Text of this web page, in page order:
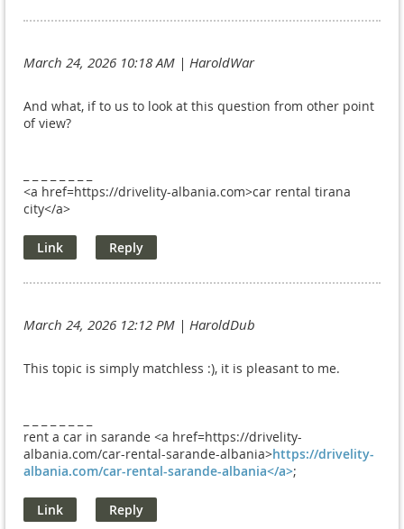
March 24, 2026 10:18 AM | HaroldWar
And what, if to us to look at this question from other point
of view?
<a href=https://drivelity-albania.com>car rental tirana
city</a>
March 24, 2026 12:12 PM | HaroldDub
This topic is simply matchless :), it is pleasant to me.
rent a car in sarande <a href=https://drivelity-
albania.com/car-rental-sarande-albania>https://drivelity-
albania.com/car-rental-sarande-albania</a>;